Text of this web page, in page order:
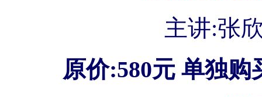
主讲:张
原价:580元 单独